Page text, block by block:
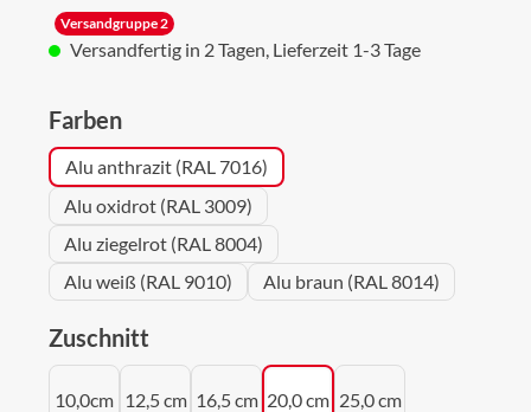
Versandgruppe 2
Versandfertig in 2 Tagen, Lieferzeit 1-3 Tage
Farbenauswählen
Alu anthrazit (RAL 7016)
Alu oxidrot (RAL 3009)
Alu ziegelrot (RAL 8004)
Alu weiß (RAL 9010)
Alu braun (RAL 8014)
Zuschnitt
10,0cm 12,5 cm 16,5 cm 20,0 cm 25,0 cm